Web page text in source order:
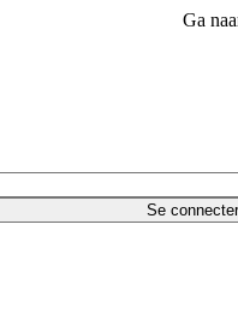
Ga
Se connecter